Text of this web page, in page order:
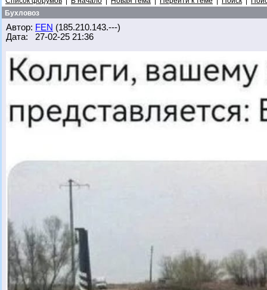
Бухловоз
Автор: FEN (185.210.143.---)
Дата: 27-02-25 21:36